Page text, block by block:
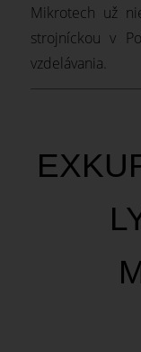
Mikrotech už
strojníckou v
vzdelávania.